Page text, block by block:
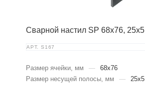
Сварной настил SP 68х76, 25х5
АРТ. S167
Размер ячейки, мм —
68x76
Размер несущей полосы, мм
— 25x5